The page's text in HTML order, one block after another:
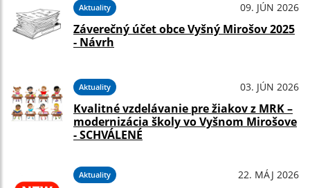
Aktuality 09. JÚN 2026
Záverečný účet obce Vyšný Mirošov 2025
- Návrh
Aktuality 03. JÚN 2026
Kvalitné vzdelávanie pre žiakov z MRK –
modernizácia školy vo Vyšnom Mirošove
- SCHVÁLENÉ
Aktuality 22. MÁJ 2026